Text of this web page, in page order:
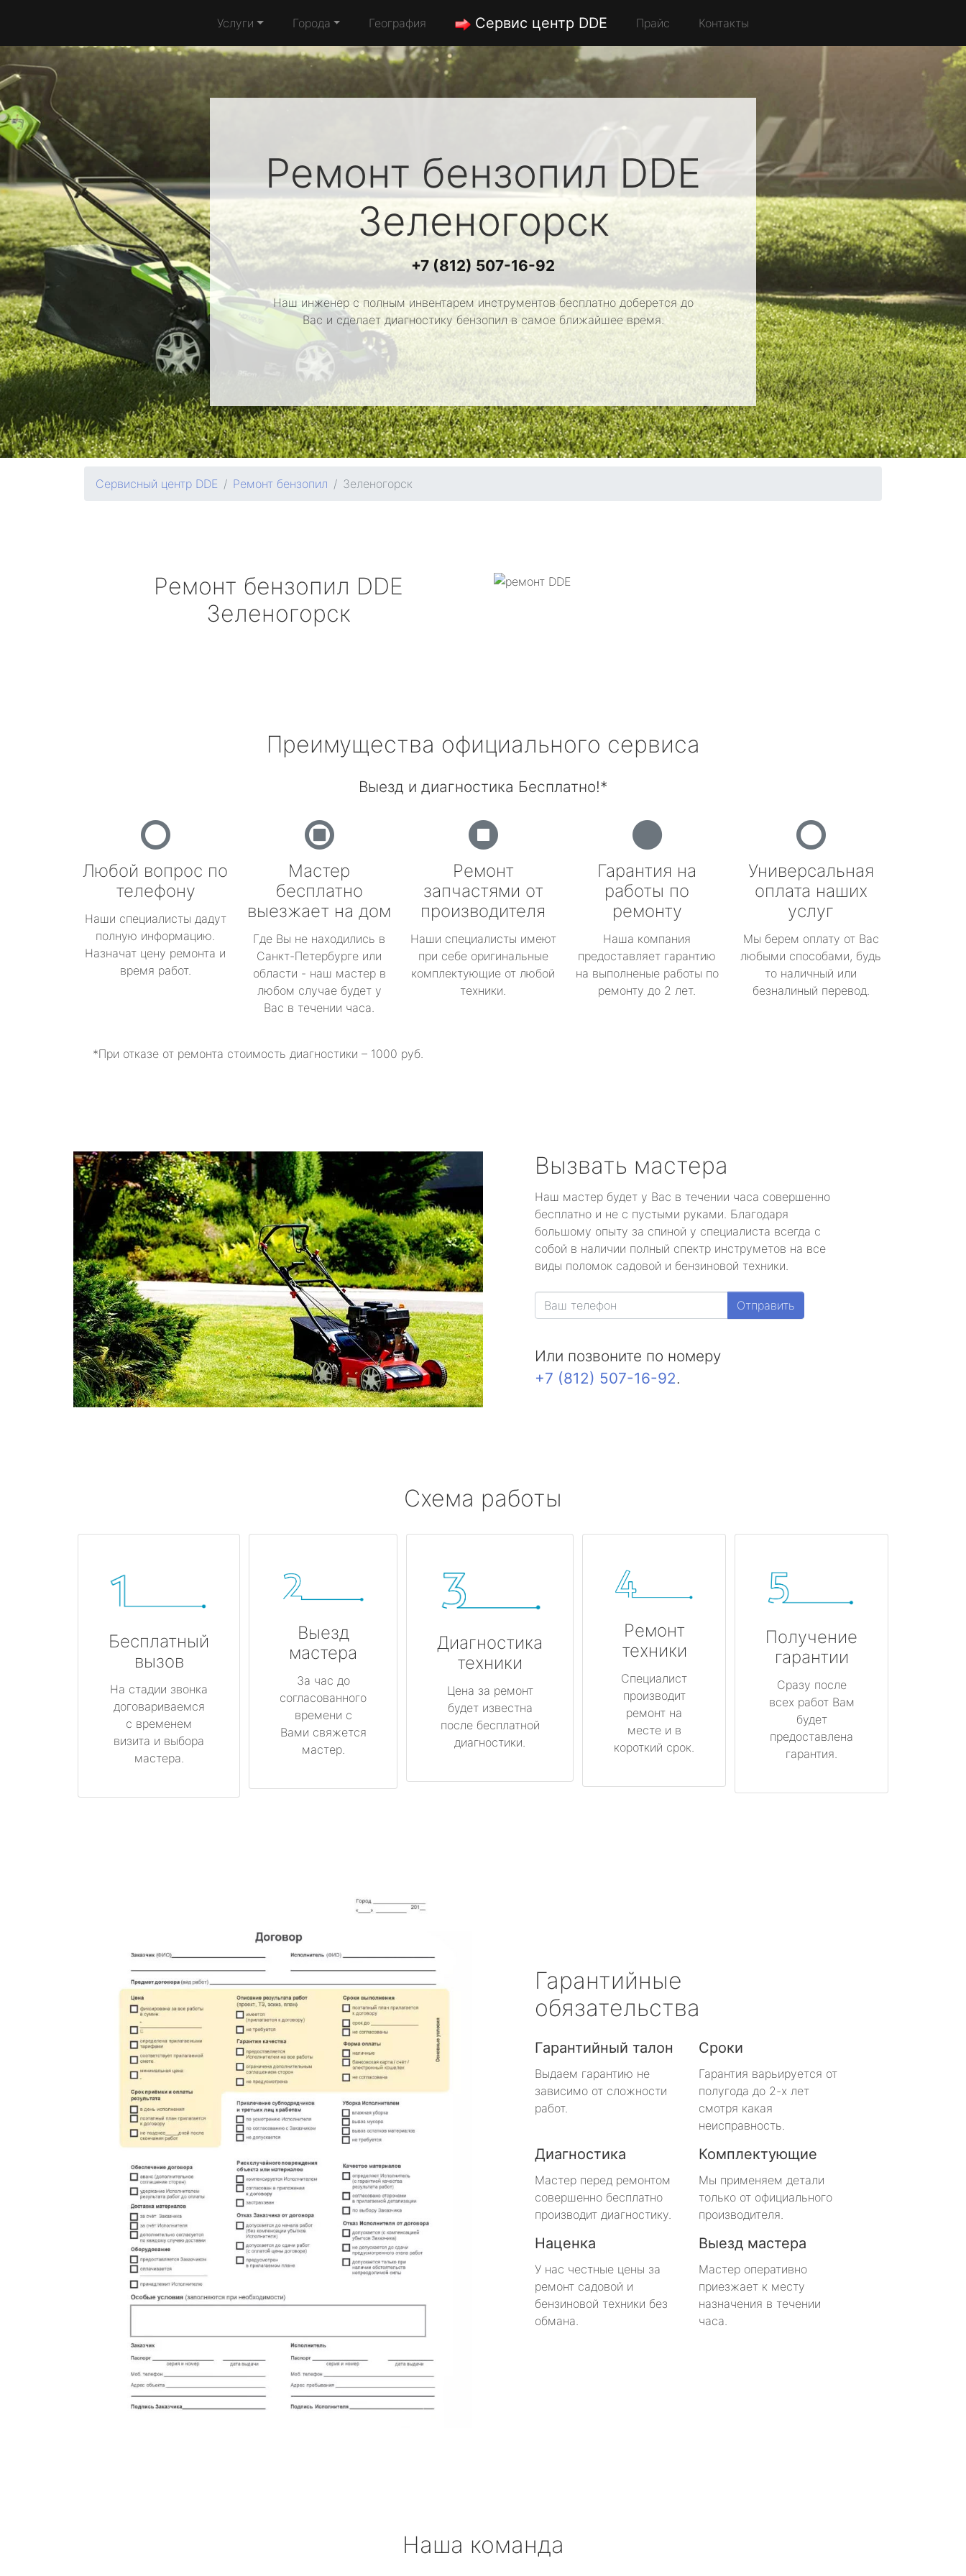
Услуги Города География Сервис центр DDE Прайс Контакты
Ремонт бензопил DDE
Зеленогорск
+7 (812) 507-16-92
Наш инженер с полным инвентарем инструментов бесплатно доберется до
Вас и сделает диагностику бензопил в самое ближайшее время.
Сервисный центр DDE Ремонт бензопил Зеленогорск
Ремонт бензопил DDE
Зеленогорск
Преимущества официального сервиса
Выезд и диагностика Бесплатно!*
Любой вопрос по
телефону
Наши специалисты дадут
полную информацию.
Назначат цену ремонта и
время работ.
Мастер
бесплатно
выезжает на дом
Где Вы не находились в
Санкт-Петербурге или
области - наш мастер в
любом случае будет у
Вас в течении часа.
Ремонт
запчастями от
производителя
Наши специалисты имеют
при себе оригинальные
комплектующие от любой
техники.
Гарантия на
работы по
ремонту
Наша компания
предоставляет гарантию
на выполненые работы по
ремонту до 2 лет.
Универсальная
оплата наших
услуг
Мы берем оплату от Вас
любыми способами, будь
то наличный или
безналиный перевод.
*При отказе от ремонта стоимость диагностики – 1000 руб.
Вызвать мастера
Наш мастер будет у Вас в течении часа совершенно
бесплатно и не с пустыми руками. Благодаря
большому опыту за спиной у специалиста всегда с
собой в наличии полный спектр инструметов на все
виды поломок садовой и бензиновой техники.
Отправить
Или позвоните по номеру
+7 (812) 507-16-92.
Схема работы
Бесплатный
вызов
На стадии звонка
договариваемся
с временем
визита и выбора
мастера.
Выезд
мастера
За час до
согласованного
времени с
Вами свяжется
мастер.
Диагностика
техники
Цена за ремонт
будет известна
после бесплатной
диагностики.
Ремонт
техники
Специалист
производит
ремонт на
месте и в
короткий срок.
Получение
гарантии
Сразу после
всех работ Вам
будет
предоставлена
гарантия.
Гарантийные
обязательства
Гарантийный талон
Выдаем гарантию не
зависимо от сложности
работ.
Сроки
Гарантия варьируется от
полугода до 2-х лет
смотря какая
неисправность.
Диагностика
Мастер перед ремонтом
совершенно бесплатно
производит диагностику.
Комплектующие
Мы применяем детали
только от официального
производителя.
Наценка
У нас честные цены за
ремонт садовой и
бензиновой техники без
обмана.
Выезд мастера
Мастер оперативно
приезжает к месту
назначения в течении
часа.
Наша команда